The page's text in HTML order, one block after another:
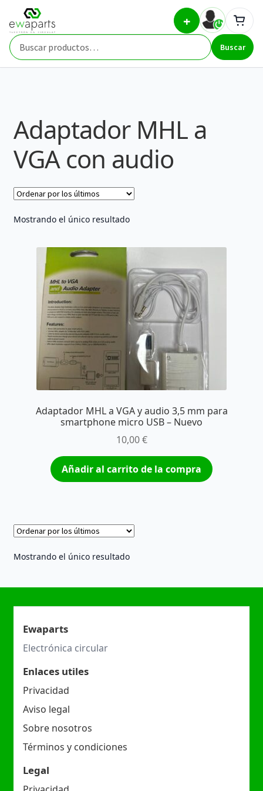
navegación
contenido
Buscar
por:
Buscar
+
Inicio Adaptador MHL a VGA con audio
Adaptador MHL a
VGA con audio
Mostrando el único resultado
Adaptador MHL a VGA y audio 3,5 mm para
smartphone micro USB – Nuevo
10,00€
Añadir al carrito de la compra
Mostrando el único resultado
Ewaparts
Electrónica circular
Enlaces utiles
Privacidad
Aviso legal
Sobre nosotros
Términos y condiciones
Legal